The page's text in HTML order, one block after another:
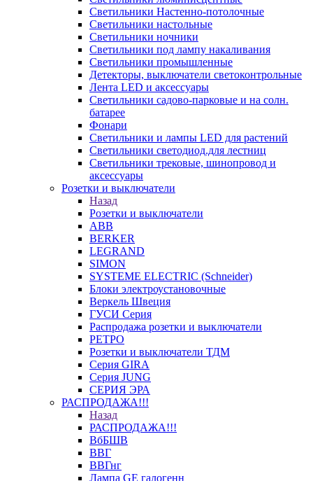
Светильники Настенно-потолочные
Светильники настольные
Светильники ночники
Светильники под лампу накаливания
Светильники промышленные
Детекторы, выключатели светоконтрольные
Лента LED и аксессуары
Светильники садово-парковые и на солн.
батарее
Фонари
Светильники и лампы LED для растений
Светильники светодиод.для лестниц
Светильники трековые, шинопровод и
аксессуары
Розетки и выключатели
Назад
Розетки и выключатели
ABB
BERKER
LEGRAND
SIMON
SYSTEME ELECTRIC (Schneider)
Блоки электроустановочные
Веркель Швеция
ГУСИ Серия
Распродажа розетки и выключатели
РЕТРО
Розетки и выключатели ТДМ
Серия GIRA
Серия JUNG
СЕРИЯ ЭРА
РАСПРОДАЖА!!!
Назад
РАСПРОДАЖА!!!
ВбБШВ
ВВГ
ВВГнг
Лампа GE галогенн